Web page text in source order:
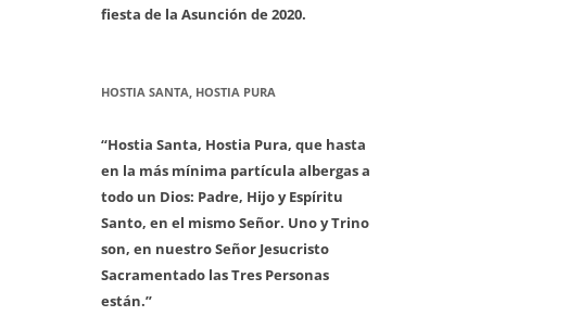
fiesta de la Asunción de 2020.
HOSTIA SANTA, HOSTIA PURA
“Hostia Santa, Hostia Pura, que hasta
en la más mínima partícula albergas a
todo un Dios: Padre, Hijo y Espíritu
Santo, en el mismo Señor. Uno y Trino
son, en nuestro Señor Jesucristo
Sacramentado las Tres Personas
están.”